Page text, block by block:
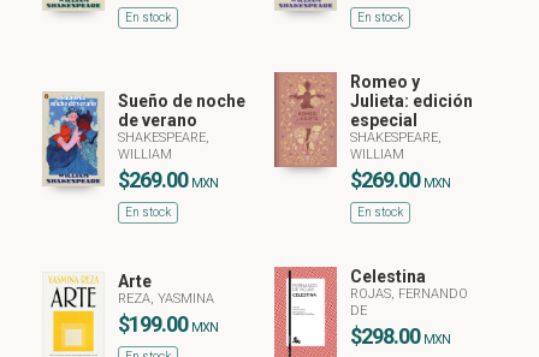
En stock En stock
Sueño de noche
de verano
SHAKESPEARE,
WILLIAM
$269.00 MXN
En stock
Romeo y
Julieta: edición
especial
SHAKESPEARE,
WILLIAM
$269.00 MXN
En stock
Arte
REZA, YASMINA
$199.00 MXN
Celestina
ROJAS, FERNANDO
DE
$298.00 MXN